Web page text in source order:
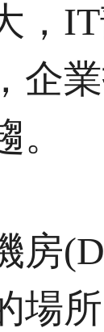
，
企
。
房
場